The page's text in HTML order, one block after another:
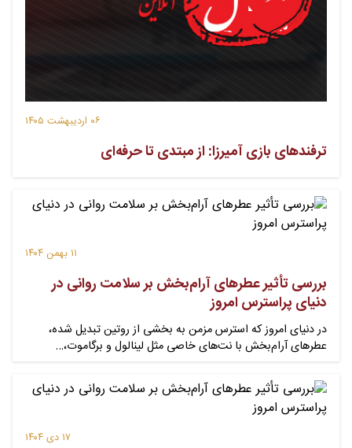
۰۶ اردیبهشت ۱۴۰۵
ترفندهای بازی آمیرزا: از مبتدی تا حرفه‌ای
۱۱ بهمن ۱۴۰۴
بررسی تأثیر عطرهای آرام‌بخش بر سلامت روانی در
دنیای پراسترس امروز
در دنیای امروز که استرس مزمن به بخشی از روتین تبدیل شده،
عطرهای آرام‌بخش با نت‌های خاصی مثل لینالول و برگاموت،…
۱۷ دی ۱۴۰۴